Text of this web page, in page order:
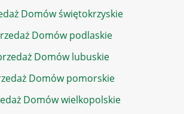
Domów świętokrzyskie
Domów podlaskie
Domów lubuskie
Domów pomorskie
Domów wielkopolskie